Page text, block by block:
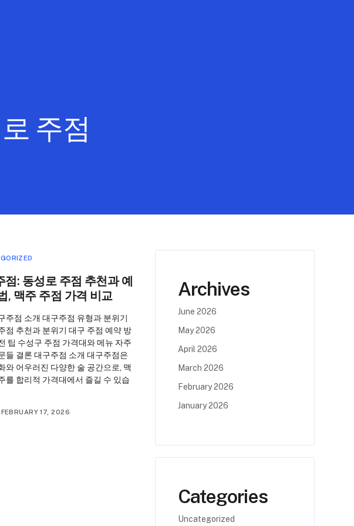
주점
점: 동성로 주점 추천과 예
, 맥주 주점 가격 비교
주점 소개 대구주점 유형과 분위기
점 추천과 분위기 대구 주점 예약 방
팁 수성구 주점 가격대와 메뉴 자주
들 결론 대구주점 소개 대구주점은
와 어우러진 다양한 술 공간으로, 맥
를 합리적 가격대에서 즐길 수 있습
FEBRUARY 17, 2026
Archives
June 2026
May 2026
April 2026
March 2026
February 2026
January 2026
Categories
Uncategorized